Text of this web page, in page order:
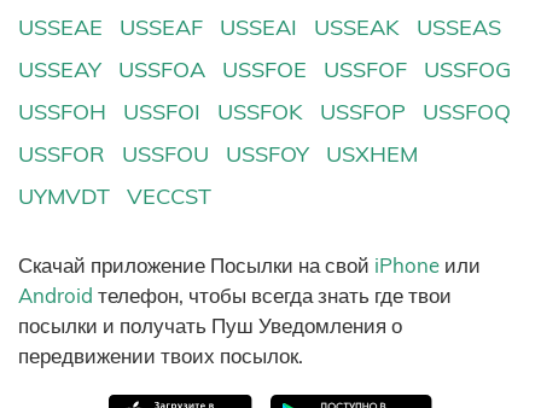
USSEAE
USSEAF USSEAI USSEAK
USSEAS
USSEAY
USSFOA USSFOE USSFOF
USSFOG
USSFOH
USSFOI USSFOK USSFOP
USSFOQ
USSFOR
USSFOU USSFOY
USXHEM
UYMVDT
VECCST
Скачай приложение Посылки на свой iPhone или
Android телефон, чтобы всегда знать где твои
посылки и получать Пуш Уведомления о
передвижении твоих посылок.